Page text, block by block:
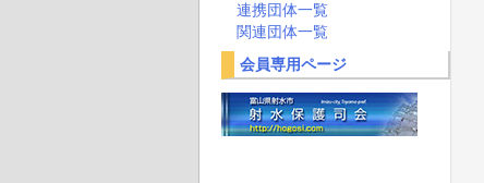
連携団体一覧
関連団体一覧
会員専用ページ